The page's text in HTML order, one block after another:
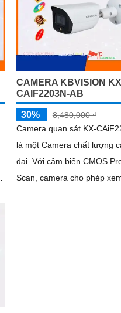
CAMERA KBVISION
CAIF2203N-AB
30%
8,480,000 ₫
Camera quan sát KX-
là một Camera chất lượng
đại. Với cảm biến CMOS Progressive
Scan, camera cho phép